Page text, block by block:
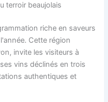
terroir beaujolais
riche en saveurs
Cette région
invite les visiteurs à
vins déclinés en trois
authentiques et